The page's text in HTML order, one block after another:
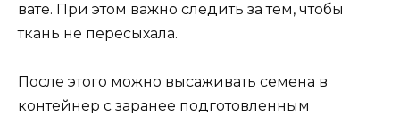
вате. При этом важно следить за тем, чтобы
ткань не пересыхала.
После этого можно высаживать семена в
контейнер с заранее подготовленным